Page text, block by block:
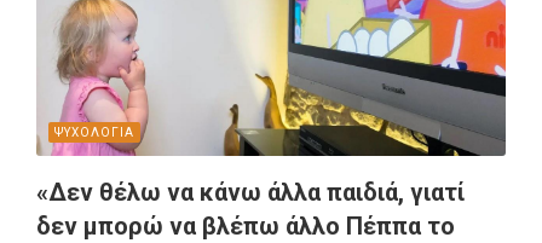
ΨΥΧΟΛΟΓΙΑ
«Δεν θέλω να κάνω άλλα παιδιά, γιατί
δεν μπορώ να βλέπω άλλο Πέππα το